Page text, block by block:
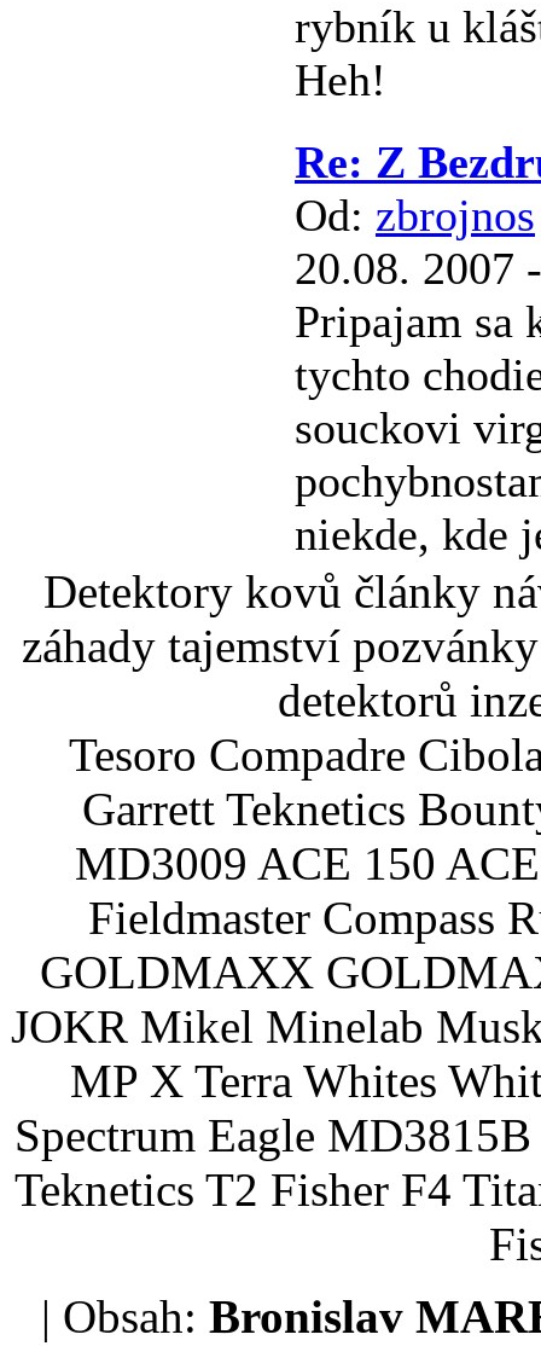
rybník u
Heh!
Re: Z
Od: zbrojnos
20.08. 2007
Pripajam sa
tychto
souckovi
niekde, kde
Detektory kovů články
záhady tajemství
detektorů
Tesoro Compadre
Garrett Teknetics
MD3009 ACE 150
Fieldmaster Compass
GOLDMAXX
JOKR Mikel Minelab
MP X Terra Whites
Spectrum Eagle
Teknetics T2 Fisher F4
| Obsah: Bronislav